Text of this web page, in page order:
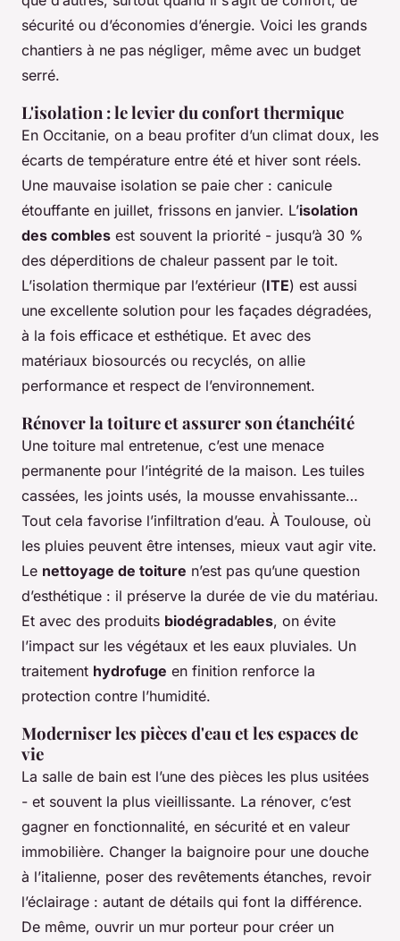
sécurité ou d’économies d’énergie. Voici les grands
chantiers à ne pas négliger, même avec un budget
serré.
L'isolation : le levier du confort thermique
En Occitanie, on a beau profiter d’un climat doux, les
écarts de température entre été et hiver sont réels.
Une mauvaise isolation se paie cher : canicule
étouffante en juillet, frissons en janvier. L’isolation
des combles est souvent la priorité - jusqu’à 30 %
des déperditions de chaleur passent par le toit.
L’isolation thermique par l’extérieur (ITE) est aussi
une excellente solution pour les façades dégradées,
à la fois efficace et esthétique. Et avec des
matériaux biosourcés ou recyclés, on allie
performance et respect de l’environnement.
Rénover la toiture et assurer son étanchéité
Une toiture mal entretenue, c’est une menace
permanente pour l’intégrité de la maison. Les tuiles
cassées, les joints usés, la mousse envahissante…
Tout cela favorise l’infiltration d’eau. À Toulouse, où
les pluies peuvent être intenses, mieux vaut agir vite.
Le nettoyage de toiture n’est pas qu’une question
d’esthétique : il préserve la durée de vie du matériau.
Et avec des produits biodégradables, on évite
l’impact sur les végétaux et les eaux pluviales. Un
traitement hydrofuge en finition renforce la
protection contre l’humidité.
Moderniser les pièces d'eau et les espaces de
vie
La salle de bain est l’une des pièces les plus usitées
- et souvent la plus vieillissante. La rénover, c’est
gagner en fonctionnalité, en sécurité et en valeur
immobilière. Changer la baignoire pour une douche
à l’italienne, poser des revêtements étanches, revoir
l’éclairage : autant de détails qui font la différence.
De même, ouvrir un mur porteur pour créer un